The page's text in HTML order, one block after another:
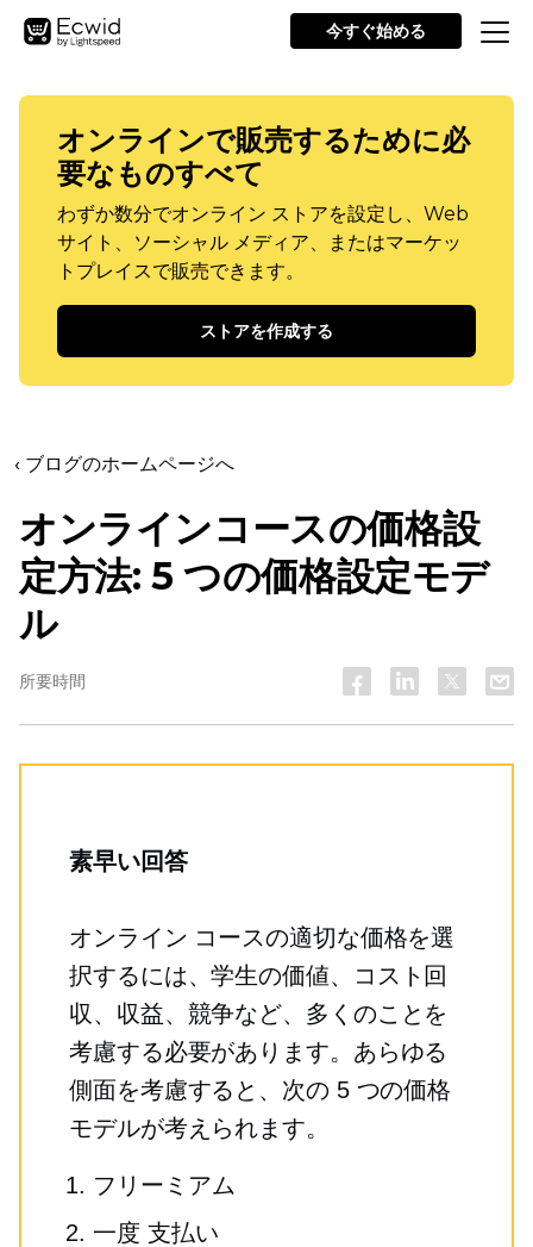
今すぐ始める
オンラインで販売するために必
要なものすべて
わずか数分でオンライン ストアを設定し、Web
サイト、ソーシャル メディア、またはマーケッ
トプレイスで販売できます。
ストアを作成する
‹ ブログのホームページへ
オンラインコースの価格設
定方法: 5 つの価格設定モデ
ル
所要時間
素早い回答
オンライン コースの適切な価格を選
択するには、学生の価値、コスト回
収、収益、競争など、多くのことを
考慮する必要があります。あらゆる
側面を考慮すると、次の 5 つの価格
モデルが考えられます。
フリーミアム
一度 支払い